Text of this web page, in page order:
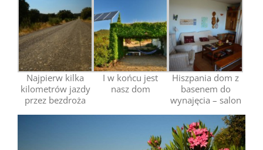
Najpierw kilka
kilometrów jazdy
przez bezdroża
I w końcu jest
nasz dom
Hiszpania dom z
basenem do
wynajęcia – salon